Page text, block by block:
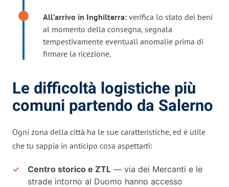
All’arrivo in Inghilterra: verifica lo stato dei beni
al momento della consegna, segnala
tempestivamente eventuali anomalie prima di
firmare la ricezione.
Le difficoltà logistiche più
comuni partendo da Salerno
Ogni zona della città ha le sue caratteristiche, ed è utile
che tu sappia in anticipo cosa aspettarti:
Centro storico e ZTL — via dei Mercanti e le
strade intorno al Duomo hanno accesso